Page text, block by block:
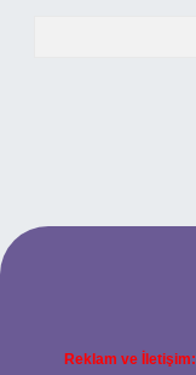
betexper bahis
Reklam ve İletişim: